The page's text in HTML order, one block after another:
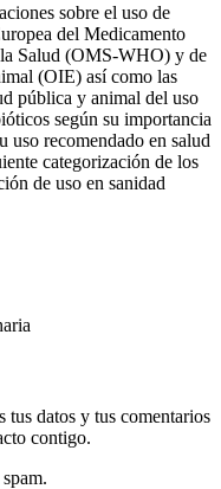
sobre el uso de
del Medicamento
Salud (OMS-WHO) y de
(OIE) así como las
pública y animal del uso
según su importancia
uso recomendado en salud
categorización de los
de uso en sanidad
tus datos y tus comentarios
contigo.